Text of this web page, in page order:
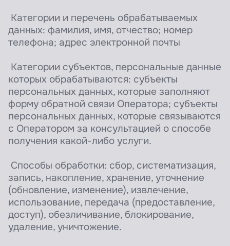
Категории и перечень обрабатываемых
данных: фамилия, имя, отчество; номер
телефона; адрес электронной почты
Категории субъектов, персональные данные
которых обрабатываются: субъекты
персональных данных, которые заполняют
форму обратной связи Оператора; субъекты
персональных данных, которые связываются
с Оператором за консультацией о способе
получения какой-либо услуги.
Способы обработки: сбор, систематизация,
запись, накопление, хранение, уточнение
(обновление, изменение), извлечение,
использование, передача (предоставление,
доступ), обезличивание, блокирование,
удаление, уничтожение.